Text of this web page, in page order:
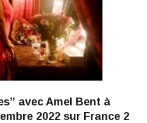
avec Amel Bent à
2022 sur France 2